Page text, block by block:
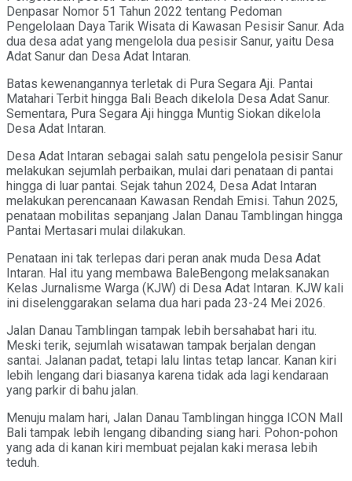
Denpasar Nomor 51 Tahun 2022 tentang Pedoman
Pengelolaan Daya Tarik Wisata di Kawasan Pesisir Sanur. Ada
dua desa adat yang mengelola dua pesisir Sanur, yaitu Desa
Adat Sanur dan Desa Adat Intaran.
Batas kewenangannya terletak di Pura Segara Aji. Pantai
Matahari Terbit hingga Bali Beach dikelola Desa Adat Sanur.
Sementara, Pura Segara Aji hingga Muntig Siokan dikelola
Desa Adat Intaran.
Desa Adat Intaran sebagai salah satu pengelola pesisir Sanur
melakukan sejumlah perbaikan, mulai dari penataan di pantai
hingga di luar pantai. Sejak tahun 2024, Desa Adat Intaran
melakukan perencanaan Kawasan Rendah Emisi. Tahun 2025,
penataan mobilitas sepanjang Jalan Danau Tamblingan hingga
Pantai Mertasari mulai dilakukan.
Penataan ini tak terlepas dari peran anak muda Desa Adat
Intaran. Hal itu yang membawa BaleBengong melaksanakan
Kelas Jurnalisme Warga (KJW) di Desa Adat Intaran. KJW kali
ini diselenggarakan selama dua hari pada 23-24 Mei 2026.
Jalan Danau Tamblingan tampak lebih bersahabat hari itu.
Meski terik, sejumlah wisatawan tampak berjalan dengan
santai. Jalanan padat, tetapi lalu lintas tetap lancar. Kanan kiri
lebih lengang dari biasanya karena tidak ada lagi kendaraan
yang parkir di bahu jalan.
Menuju malam hari, Jalan Danau Tamblingan hingga ICON Mall
Bali tampak lebih lengang dibanding siang hari. Pohon-pohon
yang ada di kanan kiri membuat pejalan kaki merasa lebih
teduh.